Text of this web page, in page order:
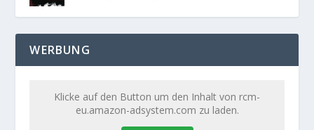
WERBUNG
Klicke auf den Button um den Inhalt von rcm-
eu.amazon-adsystem.com zu laden.